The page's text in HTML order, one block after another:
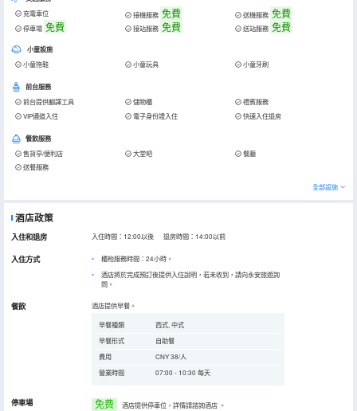
充電車位 接機服務 免費 送機服務 免費
停車場 免費 接站服務 免費 送站服務 免費
小童設施
小童拖鞋 小童玩具 小童牙刷
前台服務
前台提供翻譯工具 儲物櫃
禮賓服務
VIP通道入住
電子身份證入住 快速入住退房
餐飲服務
售貨亭/便利店 大堂吧
餐廳
送餐服務
全部設施
酒店政策
入住和退房 入住時間：12:00以後 退房時間：14:00以前
入住方式
櫃枱服務時間：24小時。
酒店將於完成預訂後提供入住說明，若未收到，請向永安旅遊詢
問。
餐飲 酒店提供早餐。
早餐種類
西式, 中式
早餐形式
自助餐
費用
CNY 38/人
營業時間
07:00 - 10:30 每天
停車場 免费 酒店提供停車位，詳情請諮詢酒店 。